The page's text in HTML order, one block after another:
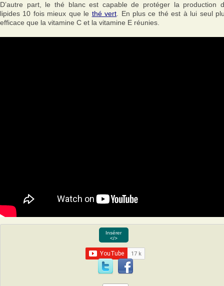
D’autre part, le thé blanc est capable de protéger la production
lipides 10 fois mieux que le thé vert . En plus ce thé est à lui seul
efficace que la vitamine C et la vitamine E réunies.
Insérer
</>